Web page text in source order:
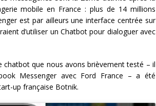
mobile en France : plus de 14 millions
est par ailleurs une interface centrée sur
d’utiliser un Chatbot pour dialoguer avec
chatbot que nous avons brièvement testé – il
Messenger avec Ford France – a été
up française Botnik.